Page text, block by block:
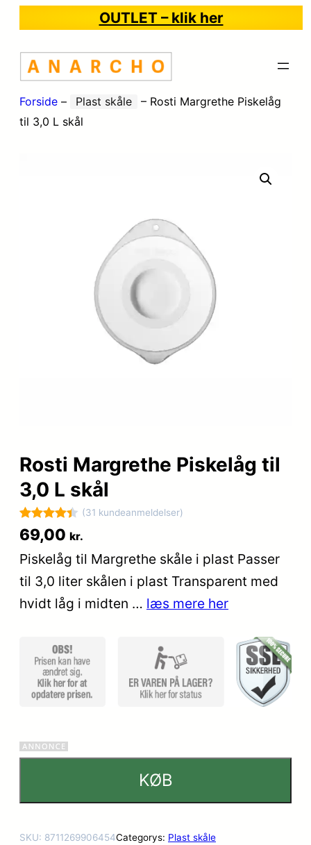
OUTLET – klik her
Forside – Plast skåle – Rosti Margrethe Piskelåg
til 3,0 L skål
Rosti Margrethe Piskelåg til
3,0 L skål
Bedømt
som
ud af 5
baseret
på
31
(31 kundeanmeldelser)
69,00 kr.
Piskelåg til Margrethe skåle i plast Passer
til 3,0 liter skålen i plast Transparent med
hvidt låg i midten … læs mere her
KØB
SKU: 8711269906454Categorys: Plast skåle